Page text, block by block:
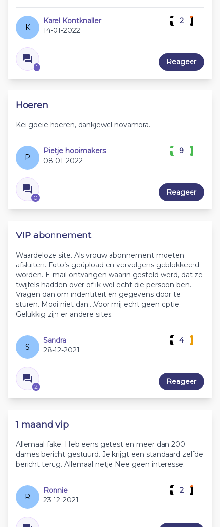
K
Karel Kontknaller
14-01-2022
1
2
Reageer
Hoeren
Kei goeie hoeren, dankjewel novamora.
P
Pietje hooimakers
08-01-2022
0
9
Reageer
VIP abonnement
Waardeloze site. Als vrouw abonnement moeten
afsluiten. Foto’s geüpload en vervolgens geblokkeerd
worden. E-mail ontvangen waarin gesteld werd, dat ze
twijfels hadden over of ik wel echt die persoon ben.
Vragen dan om indentiteit en gegevens door te
sturen. Mooi niet dan….Voor mij echt geen optie.
Gelukkig zijn er andere sites.
S
Sandra
28-12-2021
2
4
Reageer
1 maand vip
Allemaal fake. Heb eens getest en meer dan 200
dames bericht gestuurd. Je krijgt een standaard zelfde
bericht terug. Allemaal netje Nee geen interesse.
R
Ronnie
23-12-2021
2